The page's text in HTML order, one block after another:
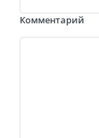
Комментарий